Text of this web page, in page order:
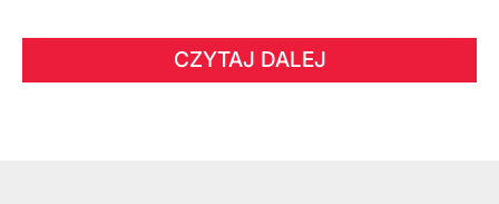
CZYTAJ DALEJ